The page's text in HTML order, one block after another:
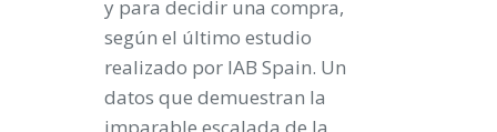
y para decidir una compra,
según el último estudio
realizado por IAB Spain. Un
datos que demuestran la